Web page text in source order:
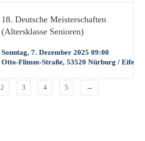
18. Deutsche Meisterschaften
(Altersklasse Senioren)
Sonntag, 7. Dezember 2025 09:00
Otto-Flimm-Straße, 53520 Nürburg / Eifel
2 3 4 5 →